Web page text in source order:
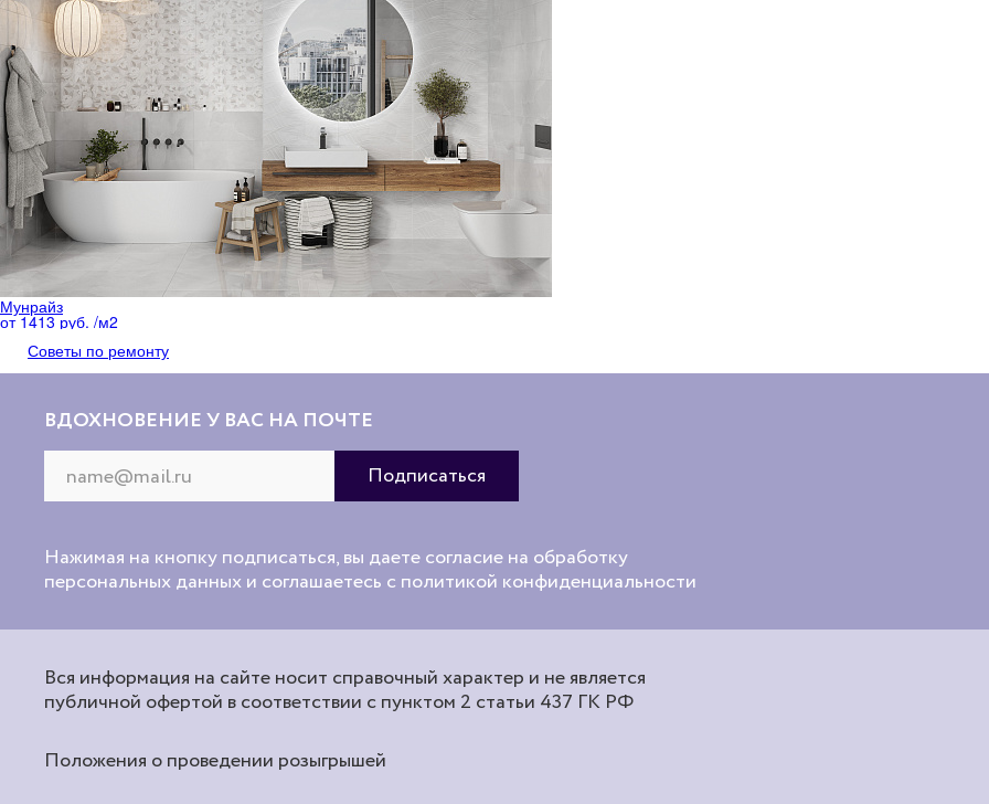
Мунрайз
от 1413 руб. /м2
Советы по ремонту
ВДОХНОВЕНИЕ У ВАС НА ПОЧТЕ
Нажимая на кнопку подписаться, вы даете согласие на обработку
персональных данных и соглашаетесь с политикой конфиденциальности
Вся информация на сайте носит справочный характер и не является
публичной офертой в соответствии с пунктом 2 статьи 437 ГК РФ
Положения о проведении розыгрышей